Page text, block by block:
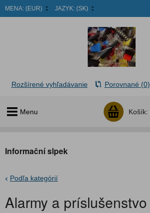
MENA: (EUR) JAZYK: (SK)
Menu Košík:
Rozšírené vyhľadávanie Porovnané (0)
Informační slpek
Podľa kategórií
Alarmy a príslušenstvo